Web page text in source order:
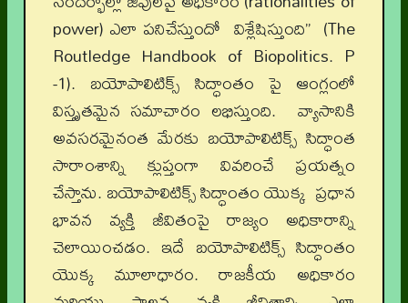
power) ఎలా పనిచేస్తుందో విశ్లేషిస్తుంది” (The
Routledge Handbook of Biopolitics. P
-1). బయోపాలిటిక్స్ సిద్ధాంతం పై ఆంగ్లంలో
విస్తృతమైన సమాచారం లభిస్తుంది. వ్యాసానికి
అవసరమైనంత మేరకు బయోపాలిటిక్స్ సిద్ధాంత
సారాంశాన్ని క్లుప్తంగా వివరించే ప్రయత్నం
చేస్తాను. బయోపాలిటిక్స్ సిద్ధాంతం యొక్క ప్రధాన
భావన వ్యక్తి జీవితంపై రాజ్యం అధికారాన్ని
చెలాయించడం. ఇదే బయోపాలిటిక్స్ సిద్ధాంతం
యొక్క మూలాధారం. రాజకీయ అధికారం